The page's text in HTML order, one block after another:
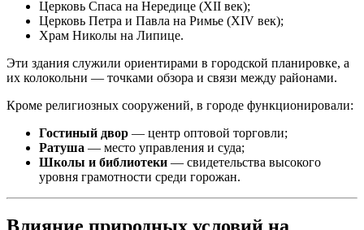
Церковь Спаса на Нередице (XII век);
Церковь Петра и Павла на Римье (XIV век);
Храм Николы на Липице.
Эти здания служили ориентирами в городской планировке, а
их колокольни — точками обзора и связи между районами.
Кроме религиозных сооружений, в городе функционировали:
Гостиный двор — центр оптовой торговли;
Ратуша — место управления и суда;
Школы и библиотеки — свидетельства высокого
уровня грамотности среди горожан.